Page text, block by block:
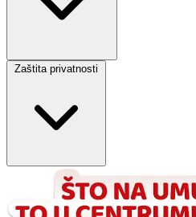
Zaštita privatnosti